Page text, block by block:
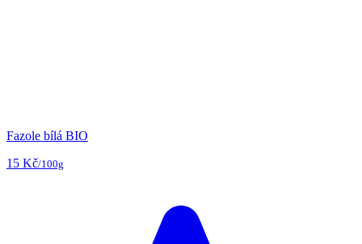
Fazole bílá BIO
15 Kč/100g